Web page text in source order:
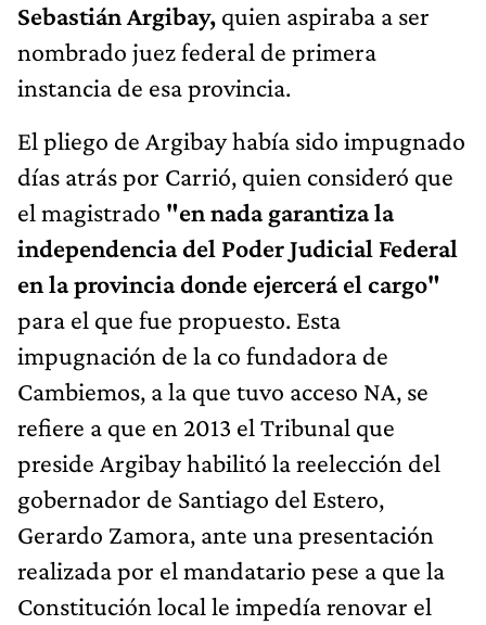
Sebastián Argibay, quien aspiraba a ser
nombrado juez federal de primera
instancia de esa provincia.
El pliego de Argibay había sido impugnado
días atrás por Carrió, quien consideró que
el magistrado "en nada garantiza la
independencia del Poder Judicial Federal
en la provincia donde ejercerá el cargo"
para el que fue propuesto. Esta
impugnación de la co fundadora de
Cambiemos, a la que tuvo acceso NA, se
refiere a que en 2013 el Tribunal que
preside Argibay habilitó la reelección del
gobernador de Santiago del Estero,
Gerardo Zamora, ante una presentación
realizada por el mandatario pese a que la
Constitución local le impedía renovar el